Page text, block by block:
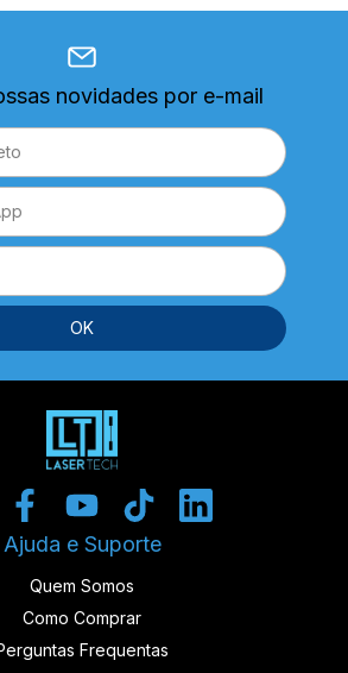
novidades por e-mail
Ajuda e Suporte
Quem Somos
Como Comprar
Frequentas